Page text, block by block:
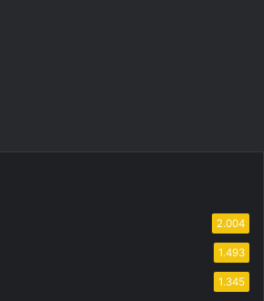
2.004
1.493
1.345